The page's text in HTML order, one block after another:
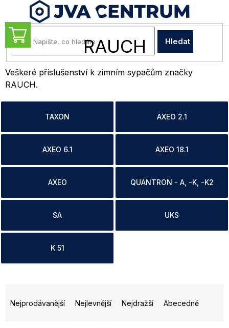
obsah
Hledat
NÁKUPNÍ
KOŠÍK
RAUCH
Veškeré příslušenství k zimním sypačům značky
RAUCH.
TAXON AXEO 2.1
AXEO 6.1 AXEO 18.1
AXEO QUANTRON - A, -K, -K2
SA UKS
K 51
aNejprodávanější Nejlevnější Nejdražší Abecedně